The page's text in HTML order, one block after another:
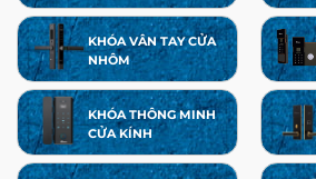
KHÓA VÂN TAY CỬA
NHÔM
KHÓA THÔNG MINH
CỬA KÍNH